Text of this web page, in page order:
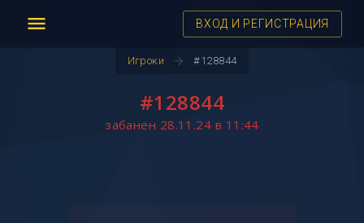
menu ВХОД И РЕГИСТРАЦИЯ
Игроки arrow_forward #128844
#128844
забанен 28.11.24 в 11:44